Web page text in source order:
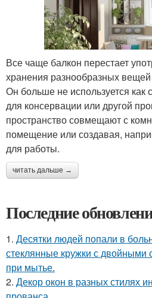
Все чаще балкон перестает
хранения разнообразных
Он больше не используется как
для консервации или другой
пространство совмещают с
помещение или создавая,
для работы.
читать дальше →
Последние
1. Десятки людей попали в
стеклянные кружки с двойными
при мытье.
2. Декор окон в разных стилях